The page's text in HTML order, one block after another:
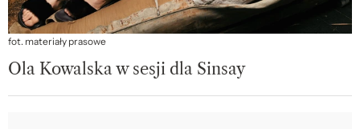
fot. materiały prasowe
Ola Kowalska w sesji dla Sinsay